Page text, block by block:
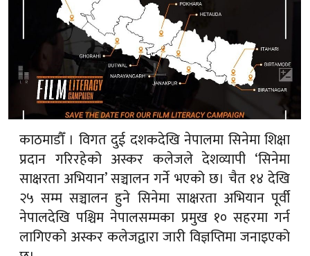
काठमाडौँ । विगत दुई दशकदेखि नेपालमा सिनेमा शिक्षा
प्रदान गरिरहेको अस्कर कलेजले देशव्यापी ‘सिनेमा
साक्षरता अभियान’ सञ्चालन गर्ने भएको छ। चैत १४ देखि
२५ सम्म सञ्चालन हुने सिनेमा साक्षरता अभियान पूर्वी
नेपालदेखि पश्चिम नेपालसम्मका प्रमुख १० सहरमा गर्न
लागिएको अस्कर कलेजद्वारा जारी विज्ञप्तिमा जनाइएको